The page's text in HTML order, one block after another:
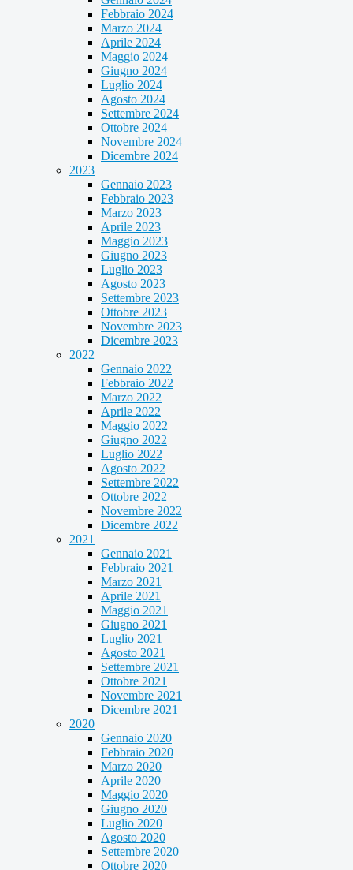
Febbraio 2024
Marzo 2024
Aprile 2024
Maggio 2024
Giugno 2024
Luglio 2024
Agosto 2024
Settembre 2024
Ottobre 2024
Novembre 2024
Dicembre 2024
2023
Gennaio 2023
Febbraio 2023
Marzo 2023
Aprile 2023
Maggio 2023
Giugno 2023
Luglio 2023
Agosto 2023
Settembre 2023
Ottobre 2023
Novembre 2023
Dicembre 2023
2022
Gennaio 2022
Febbraio 2022
Marzo 2022
Aprile 2022
Maggio 2022
Giugno 2022
Luglio 2022
Agosto 2022
Settembre 2022
Ottobre 2022
Novembre 2022
Dicembre 2022
2021
Gennaio 2021
Febbraio 2021
Marzo 2021
Aprile 2021
Maggio 2021
Giugno 2021
Luglio 2021
Agosto 2021
Settembre 2021
Ottobre 2021
Novembre 2021
Dicembre 2021
2020
Gennaio 2020
Febbraio 2020
Marzo 2020
Aprile 2020
Maggio 2020
Giugno 2020
Luglio 2020
Agosto 2020
Settembre 2020
Ottobre 2020